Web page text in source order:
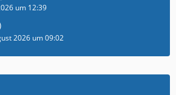
um 12:39
2026 um 09:02